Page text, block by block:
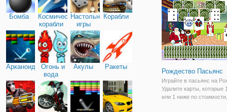
Бомба
Космические
корабли
Настольные
игры
Корабли
Арканоид
Огонь и
вода
Акулы Ракеты
завершить свою цель.
Рождество Пасьянс
Играйте в пасьянс на
Удалите карты, которые
или 1 ниже по